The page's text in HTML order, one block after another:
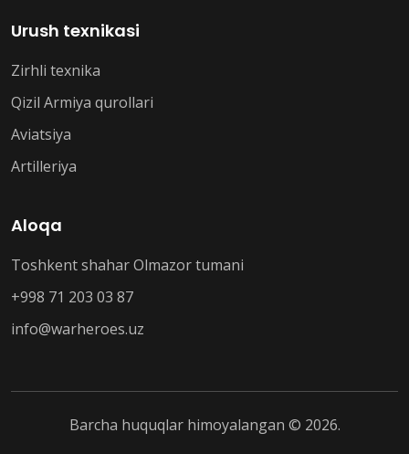
Urush texnikasi
Zirhli texnika
Qizil Armiya qurollari
Aviatsiya
Artilleriya
Aloqa
Toshkent shahar Olmazor tumani
+998 71 203 03 87
info@warheroes.uz
Barcha huquqlar himoyalangan © 2026.